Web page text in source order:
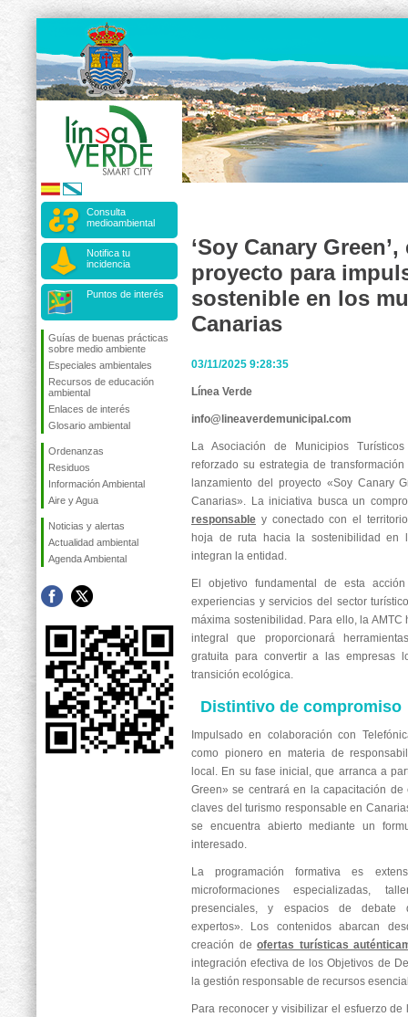
Consulta
medioambiental
Notifica tu
incidencia
Puntos de interés
Guías de buenas prácticas
sobre medio ambiente
Especiales ambientales
Recursos de educación
ambiental
Enlaces de interés
Glosario ambiental
Ordenanzas
Residuos
Información Ambiental
Aire y Agua
Noticias y alertas
Actualidad ambiental
Agenda Ambiental
‘Soy Canary
proyecto para
sostenible en los
Canarias
03/11/2025 9:28:35
Línea Verde
info@lineaverdemunicipal.com
La Asociación de Municipios
reforzado su estrategia de
lanzamiento del proyecto «Soy Canary
Canarias». La iniciativa busca un
responsable y conectado con el
hoja de ruta hacia la sostenibilidad en
integran la entidad.
El objetivo fundamental de esta
experiencias y servicios del sector
máxima sostenibilidad. Para ello, la
integral que proporcionará
gratuita para convertir a las empresas
transición ecológica.
Distintivo de compromiso
Impulsado en colaboración con
como pionero en materia de
local. En su fase inicial, que arranca a
Green» se centrará en la capacitación
claves del turismo responsable en
se encuentra abierto mediante un
interesado.
La programación formativa es
microformaciones especializadas,
presenciales, y espacios de debate
expertos». Los contenidos abarcan
creación deofertas turísticas
integración efectiva de los Objetivos de
la gestión responsable de recursos
Para reconocer y visibilizar el esfuerzo